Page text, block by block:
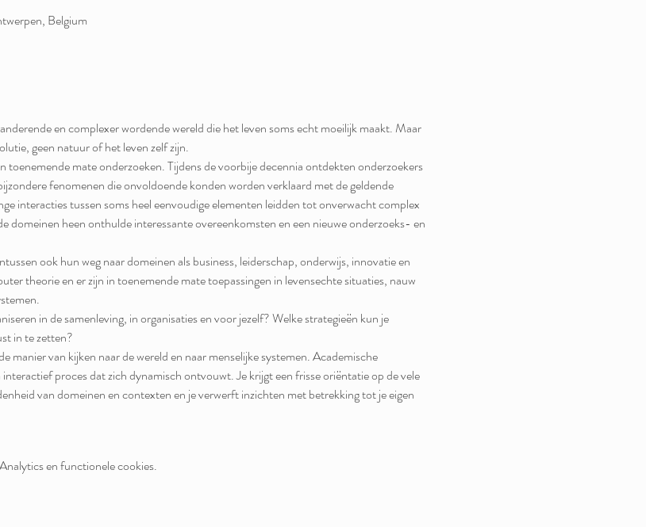
Belgium
en complexer wordende wereld die het leven soms echt moeilijk maakt. Maar
geen natuur of het leven zelf zijn.
toenemende mate onderzoeken. Tijdens de voorbije decennia ontdekten onderzoekers
fenomenen die onvoldoende konden worden verklaard met de geldende
interacties tussen soms heel eenvoudige elementen leidden tot onverwacht complex
domeinen heen onthulde interessante overeenkomsten en een nieuwe onderzoeks- en
ook hun weg naar domeinen als business, leiderschap, onderwijs, innovatie en
theorie en er zijn in toenemende mate toepassingen in levensechte situaties, nauw
in de samenleving, in organisaties en voor jezelf? Welke strategieën kun je
in te zetten?
manier van kijken naar de wereld en naar menselijke systemen. Academische
proces dat zich dynamisch ontvouwt. Je krijgt een frisse oriëntatie op de vele
van domeinen en contexten en je verwerft inzichten met betrekking tot je eigen
en functionele cookies.